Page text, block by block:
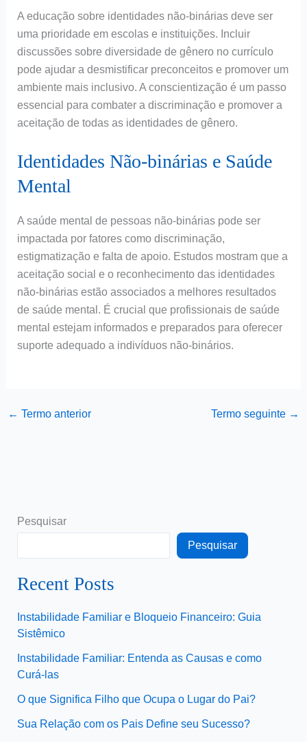
A educação sobre identidades não-binárias deve ser
uma prioridade em escolas e instituições. Incluir
discussões sobre diversidade de gênero no currículo
pode ajudar a desmistificar preconceitos e promover um
ambiente mais inclusivo. A conscientização é um passo
essencial para combater a discriminação e promover a
aceitação de todas as identidades de gênero.
Identidades Não-binárias e Saúde
Mental
A saúde mental de pessoas não-binárias pode ser
impactada por fatores como discriminação,
estigmatização e falta de apoio. Estudos mostram que a
aceitação social e o reconhecimento das identidades
não-binárias estão associados a melhores resultados
de saúde mental. É crucial que profissionais de saúde
mental estejam informados e preparados para oferecer
suporte adequado a indivíduos não-binários.
← Termo anterior Termo seguinte →
Pesquisar
Pesquisar
Recent Posts
Instabilidade Familiar e Bloqueio Financeiro: Guia
Sistêmico
Instabilidade Familiar: Entenda as Causas e como
Curá-las
O que Significa Filho que Ocupa o Lugar do Pai?
Sua Relação com os Pais Define seu Sucesso?